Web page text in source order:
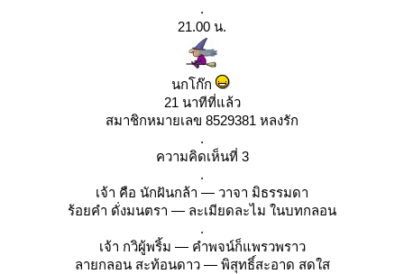
.
21.00 น.
นกโก๊ก
21 นาทีที่แล้ว
สมาชิกหมายเลข 8529381 หลงรัก
.
ความคิดเห็นที่ 3
.
เจ้า คือ นักฝันกล้า — วาจา มิธรรมดา
ร้อยคำ ดั่งมนตรา — ละเมียดละไม ในบทกลอน
.
เจ้า กวิผู้พริ้ม — คำพจน์ก็แพรวพราว
ลายกลอน สะท้อนดาว — พิสุทธิ์สะอาด สดใส